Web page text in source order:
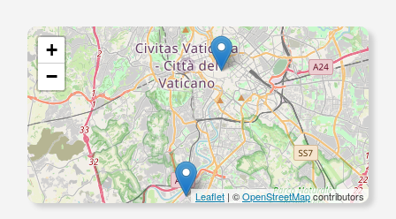
+
−
Leaflet | ©OpenStreetMapcontributors